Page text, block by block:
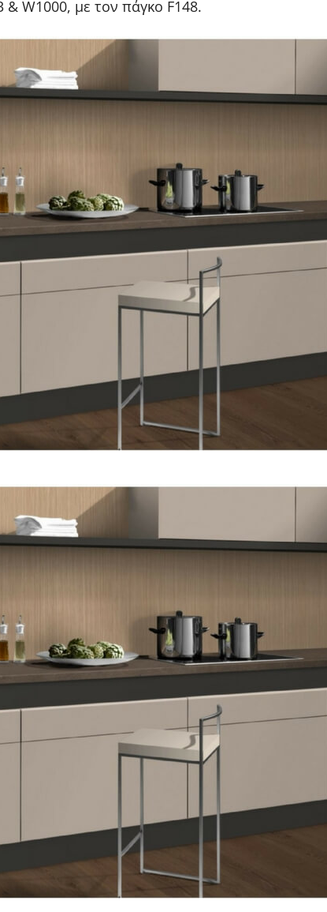
& W1000, με τον πάγκο F148.